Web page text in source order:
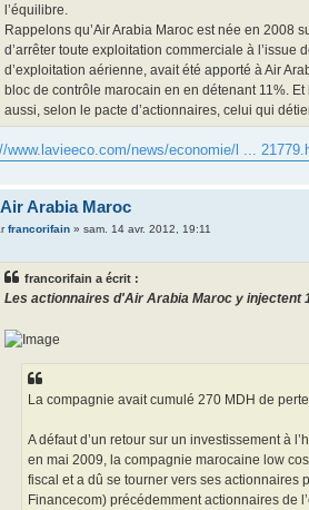
l’équilibre.
Rappelons qu’Air Arabia Maroc est née en 2008
d’arrêter toute exploitation commerciale à
d’exploitation aérienne, avait été apporté à Air
bloc de contrôle marocain en en détenant 11%.
aussi, selon le pacte d’actionnaires, celui qui
www.lavieeco.com/news/economie/l ...
Arabia Maroc
francorifain» sam. 14 avr. 2012, 19:11
francorifain a écrit :
Les actionnaires d'Air Arabia Maroc y injectent
La compagnie avait cumulé 270 MDH de
A défaut d’un retour sur un investissement à
en mai 2009, la compagnie marocaine low
fiscal et a dû se tourner vers ses actionnaires
Financecom) précédemment actionnaires de